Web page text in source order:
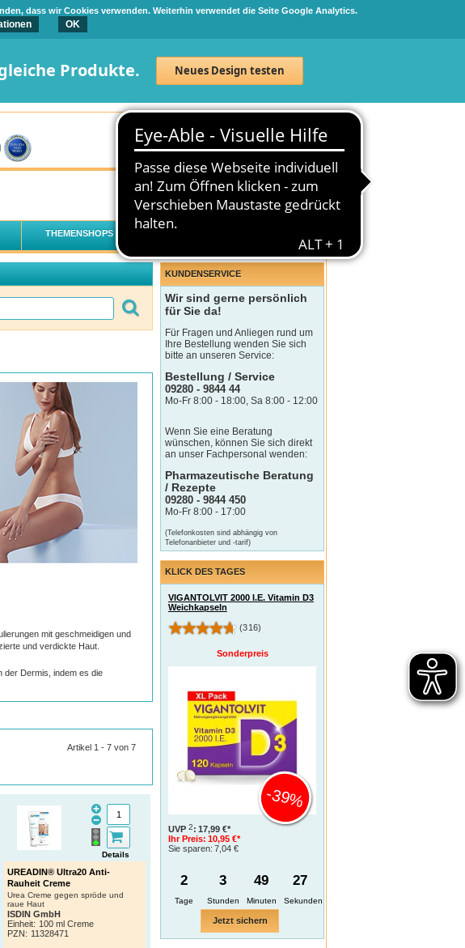
dass wir Cookies verwenden. Weiterhin verwendet die Seite Google Analytics.
OK
Produkte. Neues Design testen
Neuanmeldung Anmelden
0 Artikel 0,00 €
THEMENSHOPS
mit geschmeidigen und
und verdickte Haut.
der Dermis, indem es die
Artikel 1 - 7 von 7
UREADIN® Ultra20 Anti-
Rauheit Creme
Urea Creme gegen spröde und
raue Haut
ISDIN GmbH
Einheit: 100 ml Creme
PZN : 11328471
Details
KUNDENSERVICE
Wir sind gerne persönlich
für Sie da!
Für Fragen und Anliegen rund um
Ihre Bestellung wenden Sie sich
bitte an unseren Service:
Bestellung / Service
09280 - 9844 44
Mo-Fr 8:00 - 18:00, Sa 8:00 - 12:00
Wenn Sie eine Beratung
wünschen, können Sie sich direkt
an unser Fachpersonal wenden:
Pharmazeutische Beratung
/ Rezepte
09280 - 9844 450
Mo-Fr 8:00 - 17:00
(Telefonkosten sind abhängig von
Telefonanbieter und -tarif)
KLICK DES TAGES
VIGANTOLVIT 2000 I.E. Vitamin D3
Weichkapseln
(316)
Sonderpreis
UVP 2: 17,99 €*
Ihr Preis: 10,95 €*
Sie sparen: 7,04 €
-39%
2
Tage
3 49 26
Jetzt sichern